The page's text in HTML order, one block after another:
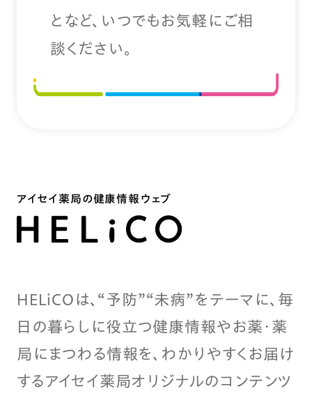
となど、いつでもお気軽にご相
談ください。
アイセイ薬局の健康情報ウェブ
HELiCOは、“予防”“未病”をテーマに、毎
日の暮らしに役立つ健康情報やお薬・薬
局にまつわる情報を、わかりやすくお届け
するアイセイ薬局オリジナルのコンテンツ